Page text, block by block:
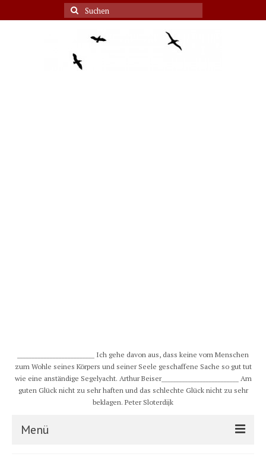
Suche
nach:
__________________________ Ich gehe davon aus, dass keine vom Menschen
zum Wohle seines Körpers und seiner Seele geschaffene Sache so gut tut
wie eine anständige Segelyacht. Arthur Beiser__________________________ Am
guten Glück nicht zu sehr haften und das schlechte Glück nicht zu sehr
beklagen. Peter Sloterdijk
Menü